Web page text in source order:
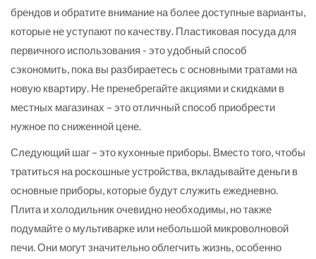
брендов и обратите внимание на более доступные варианты,
которые не уступают по качеству. Пластиковая посуда для
первичного использования - это удобный способ
сэкономить, пока вы разбираетесь с основными тратами на
новую квартиру. Не пренебрегайте акциями и скидками в
местных магазинах – это отличный способ приобрести
нужное по сниженной цене.
Следующий шаг – это кухонные приборы. Вместо того, чтобы
тратиться на роскошные устройства, вкладывайте деньги в
основные приборы, которые будут служить ежедневно.
Плита и холодильник очевидно необходимы, но также
подумайте о мультиварке или небольшой микроволновой
печи. Они могут значительно облегчить жизнь, особенно